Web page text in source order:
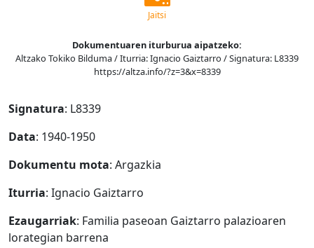
Jaitsi
Dokumentuaren iturburua aipatzeko:
Altzako Tokiko Bilduma / Iturria: Ignacio Gaiztarro / Signatura: L8339
https://altza.info/?z=3&x=8339
Signatura: L8339
Data: 1940-1950
Dokumentu mota: Argazkia
Iturria: Ignacio Gaiztarro
Ezaugarriak: Familia paseoan Gaiztarro palazioaren
lorategian barrena